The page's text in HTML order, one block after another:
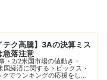
テク高騰】3Aの決算ミス
急落注意
・2/2米国市場の値動き・
経済に関するトピックス・
でランキングの応援をして